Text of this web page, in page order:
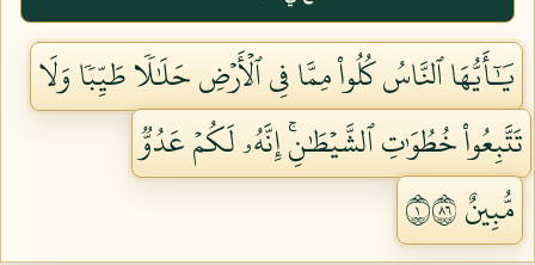
يَٰٓأَيُّهَا ٱلنَّاسُ كُلُواْ مِمَّا فِي ٱلۡأَرۡضِ حَلَٰلٗا طَيِّبٗا وَلَا
تَتَّبِعُواْ خُطُوَٰتِ ٱلشَّيۡطَٰنِۚ إِنَّهُۥ لَكُمۡ عَدُوّٞ
مُّبِينٌ ١٦٨